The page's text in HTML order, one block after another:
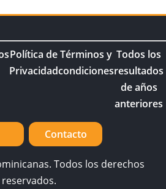
Política de
Privacidad
Términos y
condiciones
Todos los
resultados
de años
anteriores
Contacto
Todos los derechos
reservados.